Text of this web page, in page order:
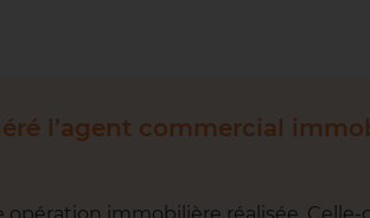
l’agent commercial